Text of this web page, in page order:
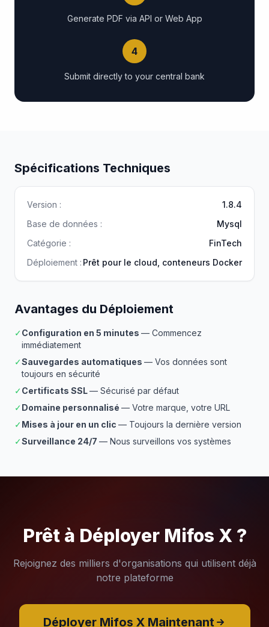
Generate PDF via API or Web App
4
Submit directly to your central bank
Spécifications Techniques
Version :
1.8.4
Base de données :
Mysql
Catégorie :
FinTech
Déploiement : Prêt pour le cloud, conteneurs Docker
Avantages du Déploiement
✓Configuration en 5 minutes — Commencez
immédiatement
✓Sauvegardes automatiques — Vos données sont
toujours en sécurité
✓Certificats SSL— Sécurisé par défaut
✓Domaine personnalisé — Votre marque, votre URL
✓Mises à jour en un clic — Toujours la dernière version
✓Surveillance 24/7 — Nous surveillons vos systèmes
Prêt à Déployer Mifos X ?
Rejoignez des milliers d'organisations qui utilisent déjà
notre plateforme
Déployer Mifos X Maintenant